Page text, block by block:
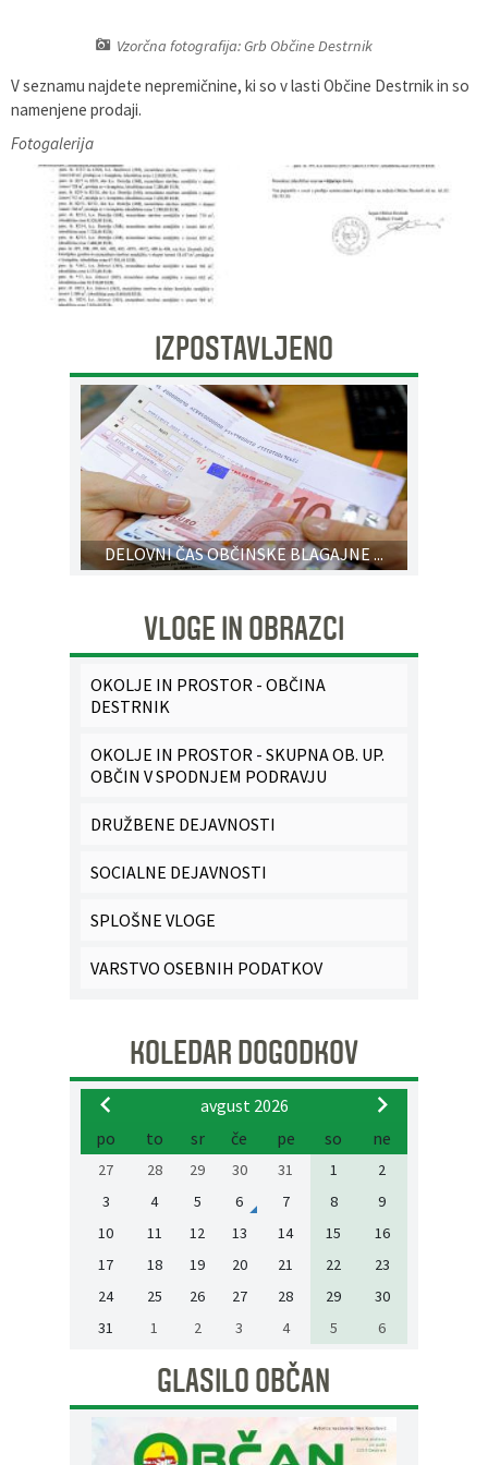
Vzorčna fotografija: Grb Občine Destrnik
V seznamu najdete nepremičnine, ki so v lasti Občine Destrnik in so
namenjene prodaji.
Fotogalerija
IZPOSTAVLJENO
DELOVNI ČAS OBČINSKE BLAGAJNE ...
VLOGE IN OBRAZCI
OKOLJE IN PROSTOR - OBČINA
DESTRNIK
OKOLJE IN PROSTOR - SKUPNA OB. UP.
OBČIN V SPODNJEM PODRAVJU
DRUŽBENE DEJAVNOSTI
SOCIALNE DEJAVNOSTI
SPLOŠNE VLOGE
VARSTVO OSEBNIH PODATKOV
KOLEDAR DOGODKOV
avgust 2026
po
to sr če pe so ne
27 28 29 30 31 1
2
3
4 5 6 7 8
9
10
11 12 13 14 15
16
17
18 19 20 21 22
23
24
25 26 27 28 29
30
31
1 2 3 4 5 6
GLASILO OBČAN
Organigram
Varstvo osebnih podatkov
Katalog informacij javnega značaja
Strategije, programi
Uradni vestniki
Proračun občine
Lokalne volitve